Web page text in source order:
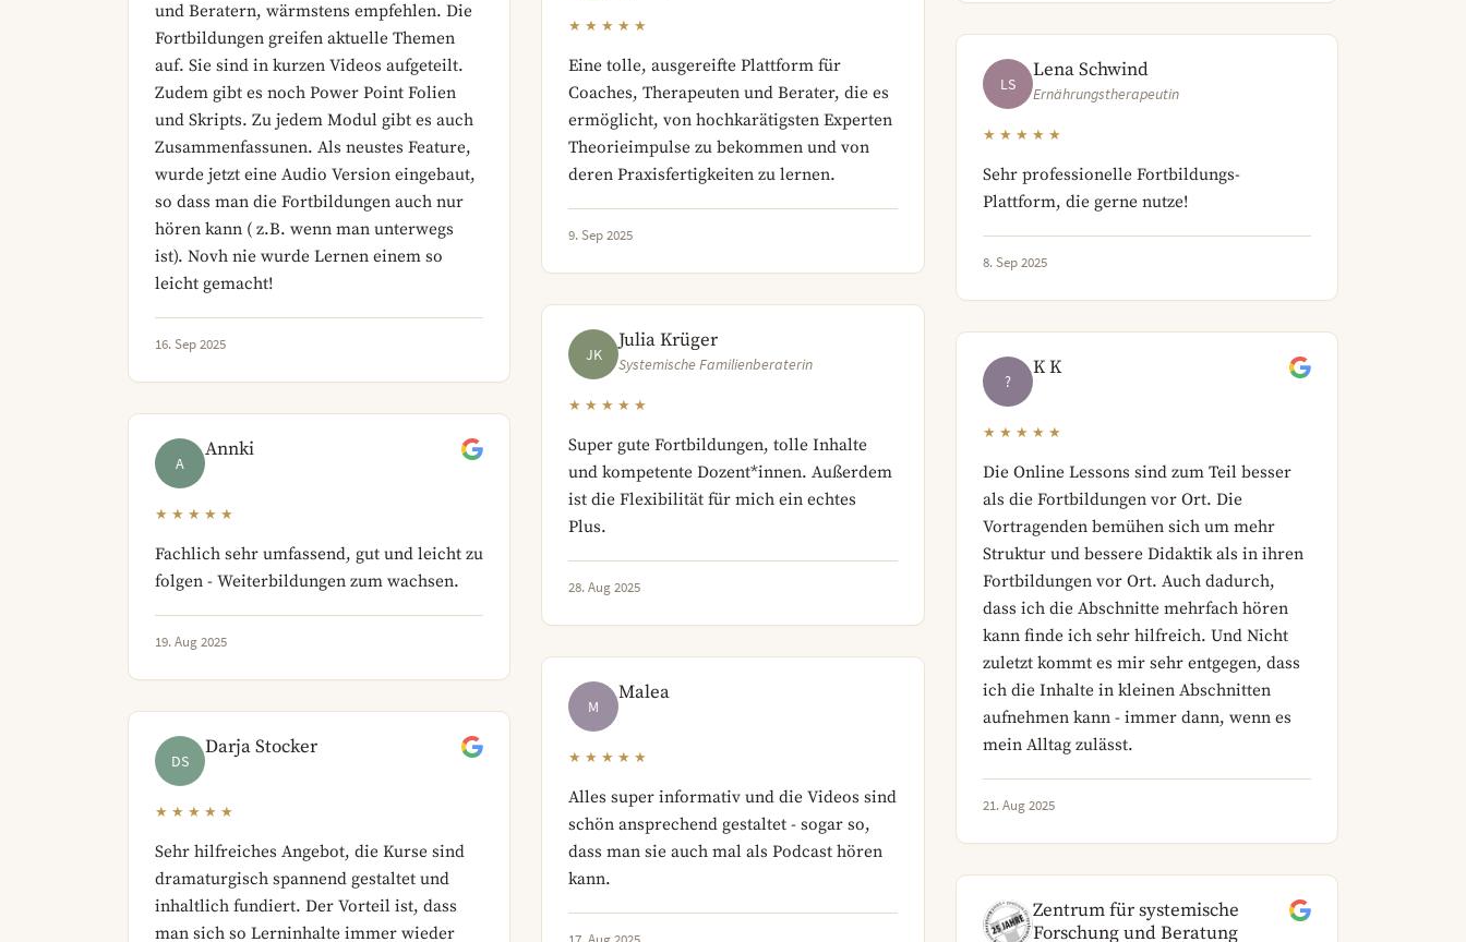
und Beratern, wärmstens empfehlen. Die
Fortbildungen greifen aktuelle Themen
auf. Sie sind in kurzen Videos aufgeteilt.
Zudem gibt es noch Power Point Folien
und Skripts. Zu jedem Modul gibt es auch
Zusammenfassunen. Als neustes Feature,
wurde jetzt eine Audio Version eingebaut,
so dass man die Fortbildungen auch nur
hören kann ( z.B. wenn man unterwegs
ist). Novh nie wurde Lernen einem so
leicht gemacht!
16. Sep 2025
★★★★★
Eine tolle, ausgereifte Plattform für
Coaches, Therapeuten und Berater, die es
ermöglicht, von hochkarätigsten Experten
Theorieimpulse zu bekommen und von
deren Praxisfertigkeiten zu lernen.
9. Sep 2025
LS
Lena Schwind
Ernährungstherapeutin
★★★★★
Sehr professionelle Fortbildungs-
Plattform, die gerne nutze!
8. Sep 2025
JK
Julia Krüger
Systemische Familienberaterin
★★★★★
Super gute Fortbildungen, tolle Inhalte
und kompetente Dozent*innen. Außerdem
ist die Flexibilität für mich ein echtes
Plus.
28. Aug 2025
?
K K
★★★★★
Die Online Lessons sind zum Teil besser
als die Fortbildungen vor Ort. Die
Vortragenden bemühen sich um mehr
Struktur und bessere Didaktik als in ihren
Fortbildungen vor Ort. Auch dadurch,
dass ich die Abschnitte mehrfach hören
kann finde ich sehr hilfreich. Und Nicht
zuletzt kommt es mir sehr entgegen, dass
ich die Inhalte in kleinen Abschnitten
aufnehmen kann - immer dann, wenn es
mein Alltag zulässt.
21. Aug 2025
A
Annki
★★★★★
Fachlich sehr umfassend, gut und leicht zu
folgen - Weiterbildungen zum wachsen.
19. Aug 2025
M
Malea
★★★★★
Alles super informativ und die Videos sind
schön ansprechend gestaltet - sogar so,
dass man sie auch mal als Podcast hören
kann.
DS
Darja Stocker
★★★★★
Sehr hilfreiches Angebot, die Kurse sind
dramaturgisch spannend gestaltet und
inhaltlich fundiert. Der Vorteil ist, dass
man sich so Lerninhalte immer wieder
Zentrum für systemische
Forschung und Beratung